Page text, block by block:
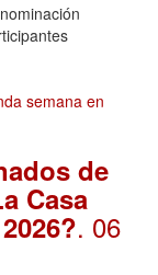
de
Casa
. 06